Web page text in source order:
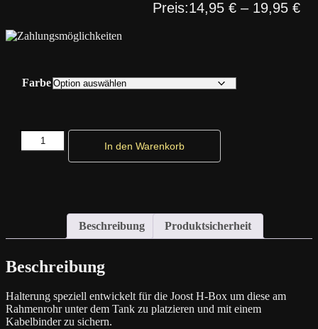
14,95€ – 19,95€
Farbe
Halterung
Joost
In den Warenkorb
Beschreibung Produktsicherheit
Beschreibung
Halterung speziell entwickelt für die Joost H-Box um diese am
Rahmenrohr unter dem Tank zu platzieren und mit einem
Kabelbinder zu sichern.